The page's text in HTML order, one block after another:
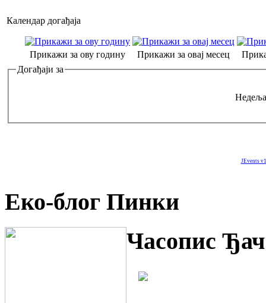
Календар догађаја
Прикажи за ову годину Прикажи за овај месец
Догађаји за
JEvents
Еко-блог Пинки
Часопис